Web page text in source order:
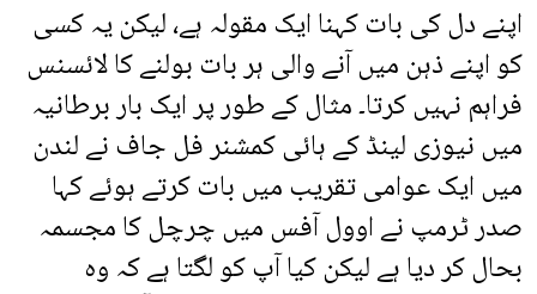
اپنے دل کی بات کہنا ایک مقولہ ہے، لیکن یہ کسی
کو اپنے ذہن میں آنے والی ہر بات بولنے کا لائسنس
فراہم نہیں کرتا۔ مثال کے طور پر ایک بار برطانیہ
میں نیوزی لینڈ کے ہائی کمشنر فل جاف نے لندن
میں ایک عوامی تقریب میں بات کرتے ہوئے کہا
صدر ٹرمپ نے اوول آفس میں چرچل کا مجسمہ
بحال کر دیا ہے لیکن کیا آپ کو لگتا ہے کہ وہ